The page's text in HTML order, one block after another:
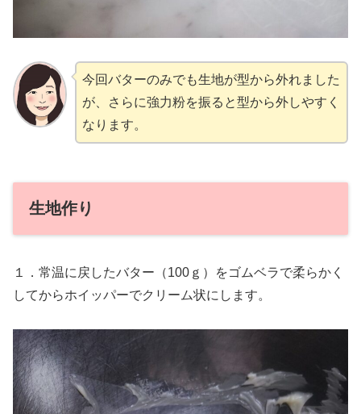
今回バターのみでも生地が型から外れました
が、さらに強力粉を振ると型から外しやすく
なります。
生地作り
１．常温に戻したバター（100ｇ）をゴムベラで柔らかく
してからホイッパーでクリーム状にします。